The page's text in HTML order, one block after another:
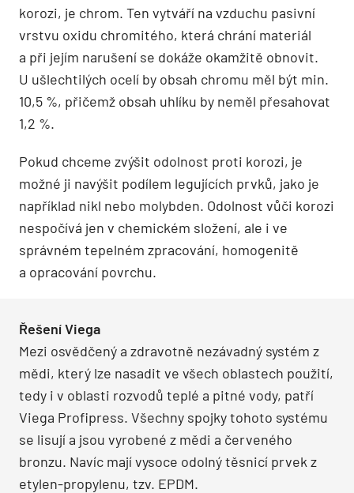
korozi, je chrom. Ten vytváří na vzduchu pasivní
vrstvu oxidu chromitého, která chrání materiál
a při jejím narušení se dokáže okamžitě obnovit.
U ušlechtilých ocelí by obsah chromu měl být min.
10,5 %, přičemž obsah uhlíku by neměl přesahovat
1,2 %.
Pokud chceme zvýšit odolnost proti korozi, je
možné ji navýšit podílem legujících prvků, jako je
například nikl nebo molybden. Odolnost vůči korozi
nespočívá jen v chemickém složení, ale i ve
správném tepelném zpracování, homogenitě
a opracování povrchu.
Řešení Viega
Mezi osvědčený a zdravotně nezávadný systém z
mědi, který lze nasadit ve všech oblastech použití,
tedy i v oblasti rozvodů teplé a pitné vody, patří
Viega Profipress. Všechny spojky tohoto systému
se lisují a jsou vyrobené z mědi a červeného
bronzu. Navíc mají vysoce odolný těsnicí prvek z
etylen-propylenu, tzv. EPDM.